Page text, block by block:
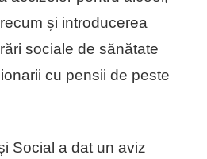
și introducerea
sociale de sănătate
cu pensii de peste
Social a dat un aviz